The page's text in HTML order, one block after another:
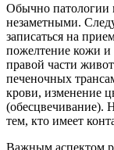
Обычно патологии
незаметными.
записаться на
пожелтение кожи и
правой части
печеночных
крови, изменение
(обесцвечивание).
тем, кто имеет
Важным аспектом